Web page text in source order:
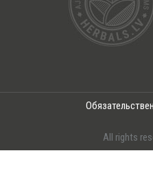
All rights